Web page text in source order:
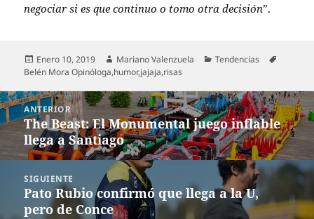
negociar si es que continuo o tomo otra decisión”.
Publicado
el
Enero 10, 2019 Autor
Mariano Valenzuela Categorías
Tendencias
Belén Mora Opinóloga,humor,jajaja,risas
Navegación
de
entradas
ANTERIOR
Entrada
anterior:
The Beast: El Monumental juego inflable
llega a Santiago
SIGUIENTE
Entrada
siguiente:
Pato Rubio confirmó que llega a la U,
pero de Conce